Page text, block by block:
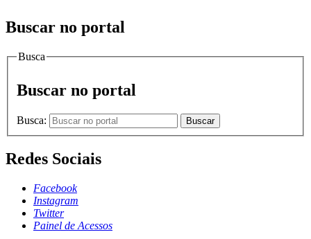
Buscar no portal
Busca
Buscar no portal
Busca: Buscar
Redes Sociais
Facebook
Instagram
Twitter
Painel de Acessos